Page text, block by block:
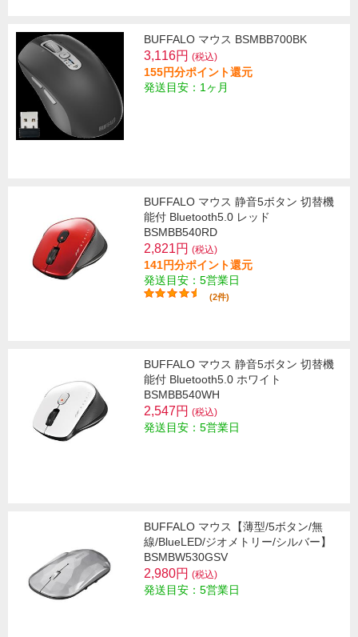
BUFFALO マウス BSMBB700BK
3,116円 (税込)
155円分ポイント還元
発送目安：1ヶ月
BUFFALO マウス 静音5ボタン 切替機
能付 Bluetooth5.0 レッド
BSMBB540RD
2,821円 (税込)
141円分ポイント還元
発送目安：5営業日
(2件)
BUFFALO マウス 静音5ボタン 切替機
能付 Bluetooth5.0 ホワイト
BSMBB540WH
2,547円 (税込)
発送目安：5営業日
BUFFALO マウス【薄型/5ボタン/無
線/BlueLED/ジオメトリー/シルバー】
BSMBW530GSV
2,980円 (税込)
発送目安：5営業日